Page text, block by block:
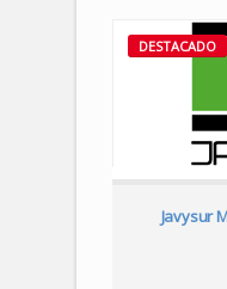
DESTACADO
Javysur